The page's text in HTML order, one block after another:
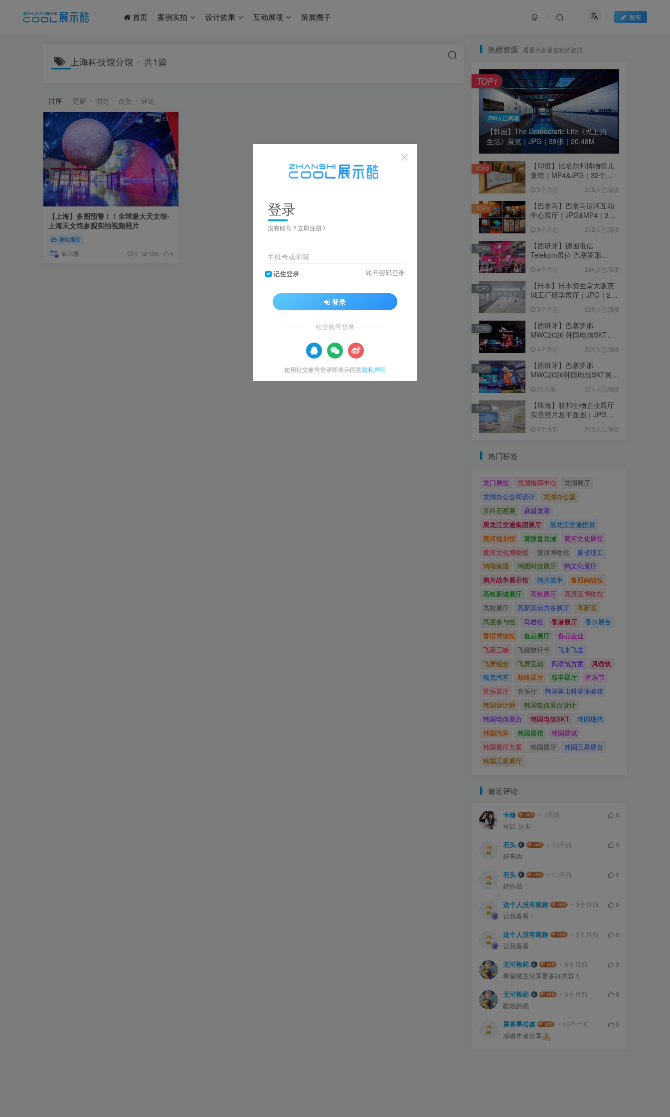
首页 案例实拍 设计效果 互动展项 策展圈子 发布
上海科技馆分馆 共1篇
排序 更新 浏览 点赞 评论
13
【上海】多图预警！！全球最大天文馆-
上海天文馆参观实拍视频照片
展馆展厅
展示酷 0 185 9
热榜资源 看看大家最喜欢的资源
299人已阅读
【韩国】The Democratic Life《民主的
生活》展览｜JPG｜38张｜20.48M
TOP1
【印度】比哈尔邦博物馆儿
童馆｜MP4&JPG｜32个｜
3个月前 258人已阅读
TOP2
【巴拿马】巴拿马运河互动
中心展厅｜JPG&MP4｜39
3个月前 252人已阅读
TOP3
【西班牙】德国电信
Telekom展位 巴塞罗那
｜77.42M
4个月前 244人已阅读
TOP4
【日本】日本资生堂大阪茨
城工厂研学展厅｜JPG｜26
3个月前 239人已阅读
TOP5
【西班牙】巴塞罗那
MWC2026 韩国电信SKT展
105.67M
4个月前 231人已阅读
TOP6
【西班牙】巴塞罗那
MWC2026韩国电信SKT展台
个｜16.51M
25天前 224人已阅读
TOP7
【珠海】联邦生物企业展厅
实景照片及平面图｜JPG｜
3个月前 202人已阅读
TOP8
热门标签
龙门展馆 龙湖指挥中心
龙湖展厅
龙湖办公空间设计
龙湖办公室
齐白石画展
鼎盛龙湖
黑龙江交通集团展厅
黑龙江交通投资
黑河规划馆
黄陂盘龙城
黄河文化展馆
黄河文化博物馆
黄河博物馆
麻省理工
鸿瑞集团
鸿图科技展厅
鸭文化展厅
鸦片战争展示馆
鸦片战争
鲁西南战役
高铁新城展厅
高铁展厅
高淳区博物馆
高校展厅
高新区动力谷展厅
高新区
高度参与性
马岩松 香港展厅
香水展台
香槟博物馆
食品展厅
食品企业
飞跃三峡
飞猪旅行节
飞来飞去
飞屏组合
飞屏互动 风语筑方案
风语筑
领克汽车
顺络展厅 顺丰展厅
音乐节
音乐展厅
音乐厅
韩国釜山科学体验馆
韩国设计师
韩国电信展台设计
韩国电信展台
韩国电信SKT
韩国现代
韩国汽车
韩国展馆
韩国展览
韩国展厅方案
韩国展厅
韩国三星展台
韩国三星展厅
最近评论
卡修 7天前
0
可以 厉害
石头 13天前
0
好东西
石头 13天前
0
好作品
这个人没有昵称 3个月前
0
让我看看！
这个人没有昵称 3个月前
0
让我看看
无可救药 6个月前
0
希望楼主分享更多好内容！
无可救药 6个月前
0
酷炫的狠
晨誉星传媒 10个月前
0
感谢作者分享
登录
没有账号？立即注册
手机号或邮箱
记住登录 账号密码登录
登录
社交账号登录
使用社交账号登录即表示同意隐私声明